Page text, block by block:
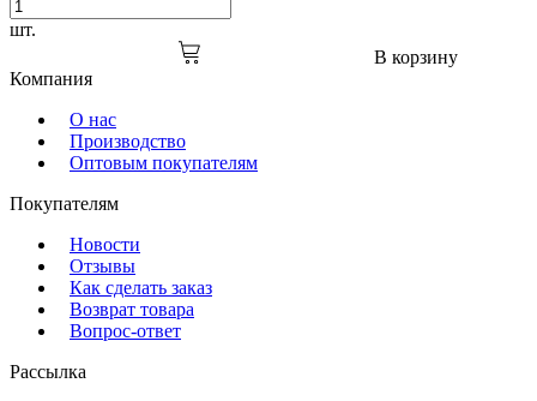
шт.
В корзину
Компания
О нас
Производство
Оптовым покупателям
Покупателям
Новости
Отзывы
Как сделать заказ
Возврат товара
Вопрос-ответ
Рассылка